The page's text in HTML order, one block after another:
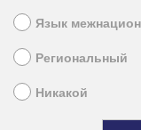
Язык
Региональный
Никакой